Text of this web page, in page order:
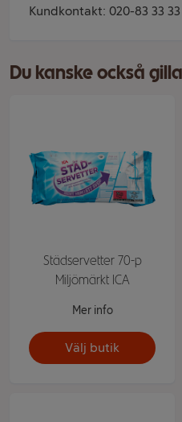
Kundkontakt: 020-83 33
Du kanske också
Städservetter 70-p
Miljömärkt ICA
Mer info
Välj butik